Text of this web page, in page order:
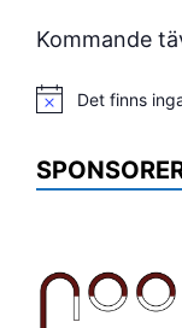
Kommande
Notis Det finns